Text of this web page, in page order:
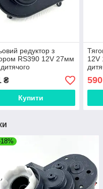
редуктор з
RS390 12V 27мм
Bambi
₴
Купити
12V
590